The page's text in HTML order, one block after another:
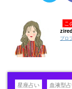
こ
プロ
星座占い 血液型